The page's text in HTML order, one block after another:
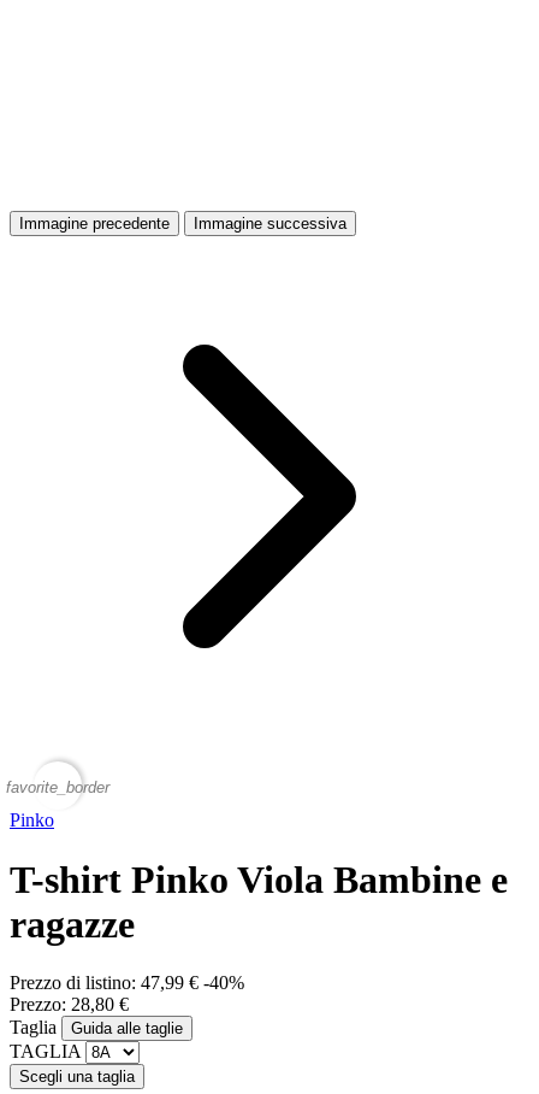
Immagine precedente Immagine successiva
favorite_border
Pinko
T-shirt Pinko Viola Bambine e
ragazze
Prezzo di listino: 47,99 € -40%
Prezzo: 28,80 €
Taglia
Guida alle taglie
TAGLIA
Scegli una taglia